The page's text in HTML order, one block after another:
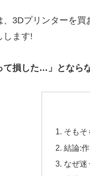
、3Dプリンターを
します!
て損した…」となら
そもそ
結論:
なぜ迷